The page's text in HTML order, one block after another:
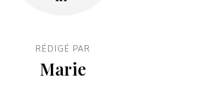
RÉDIGÉ PAR
Marie